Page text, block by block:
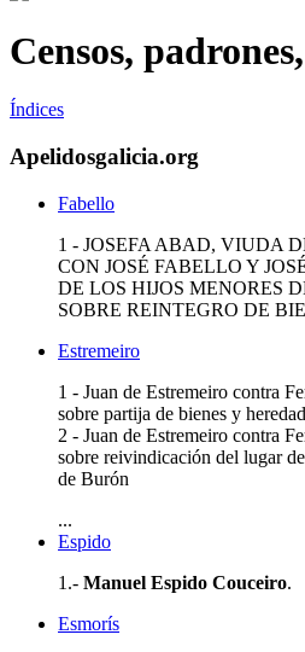
Censos,
Índices
Apelidosgalicia.org
Fabello
1 - JOSEFA ABAD, VIUDA
CON JOSÉ FABELLO Y
DE LOS HIJOS MENORES
SOBRE REINTEGRO DE
Estremeiro
1 - Juan de Estremeiro contra
sobre partija de bienes y
2 - Juan de Estremeiro contra
sobre reivindicación del lugar
de Burón
...
Espido
1.- Manuel Espido Couceiro.
Esmorís